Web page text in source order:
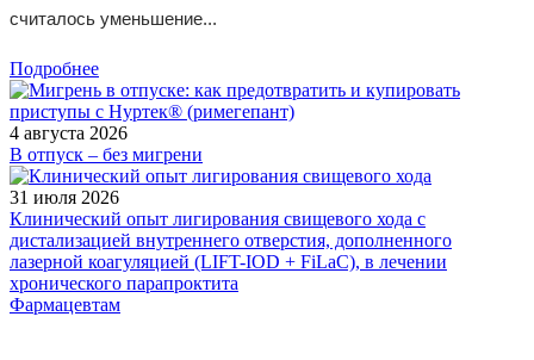
считалось уменьшение...
Подробнее
4 августа 2026
В отпуск – без мигрени
31 июля 2026
Клинический опыт лигирования свищевого хода с
дистализацией внутреннего отверстия, дополненного
лазерной коагуляцией (LIFT-IOD + FiLaC), в лечении
хронического парапроктита
Фармацевтам